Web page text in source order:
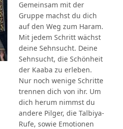
Gemeinsam mit der
Gruppe machst du dich
auf den Weg zum Haram.
Mit jedem Schritt wächst
deine Sehnsucht. Deine
Sehnsucht, die Schönheit
der Kaaba zu erleben.
Nur noch wenige Schritte
trennen dich von ihr. Um
dich herum nimmst du
andere Pilger, die Talbiya-
Rufe, sowie Emotionen